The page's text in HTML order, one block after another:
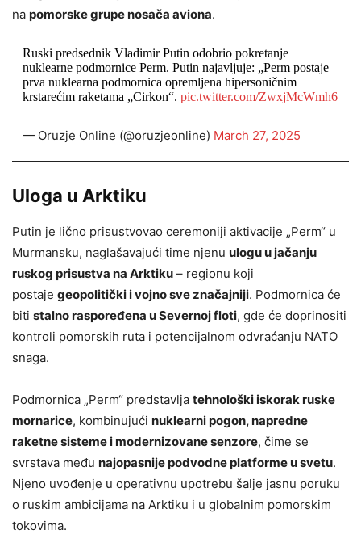
na pomorske grupe nosača aviona.
Ruski predsednik Vladimir Putin odobrio pokretanje
nuklearne podmornice Perm. Putin najavljuje: „Perm postaje
prva nuklearna podmornica opremljena hipersoničnim
krstarećim raketama „Cirkon“. pic.twitter.com/ZwxjMcWmh6
— Oruzje Online (@oruzjeonline) March 27, 2025
Uloga u Arktiku
Putin je lično prisustvovao ceremoniji aktivacije „Perm“ u
Murmansku, naglašavajući time njenu ulogu u jačanju
ruskog prisustva na Arktiku – regionu koji
postaje geopolitički i vojno sve značajniji. Podmornica će
biti stalno raspoređena u Severnoj floti, gde će doprinositi
kontroli pomorskih ruta i potencijalnom odvraćanju NATO
snaga.
Podmornica „Perm“ predstavlja tehnološki iskorak ruske
mornarice, kombinujući nuklearni pogon, napredne
raketne sisteme i modernizovane senzore, čime se
svrstava među najopasnije podvodne platforme u svetu.
Njeno uvođenje u operativnu upotrebu šalje jasnu poruku
o ruskim ambicijama na Arktiku i u globalnim pomorskim
tokovima.